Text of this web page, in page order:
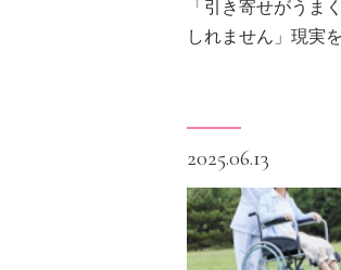
「引き寄せがうま
しれません」現実
2025.06.13